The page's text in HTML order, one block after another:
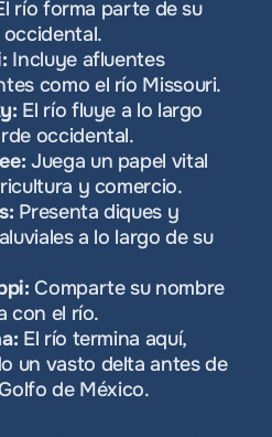
río forma parte de su
Incluye afluentes
como el río Missouri.
El río fluye a lo largo
occidental.
Juega un papel vital
y comercio.
Presenta diques y
a lo largo de su
Comparte su nombre
con el río.
El río termina aquí,
un vasto delta antes de
de México.